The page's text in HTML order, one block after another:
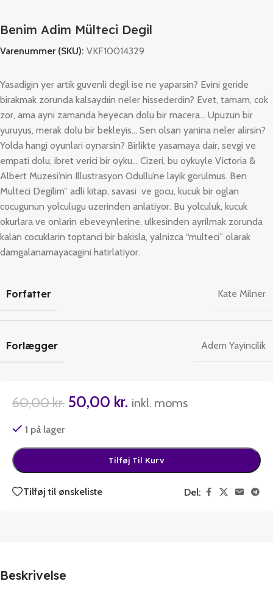
Benim Adim Mülteci Degil
Varenummer (SKU): VKF10014329
Yasadigin yer artik guvenli degil ise ne yaparsin? Evini geride
birakmak zorunda kalsaydıin neler hissederdin? Evet, tamam, cok
zor, ama ayni zamanda heyecan dolu bir macera… Upuzun bir
yuruyus, merak dolu bir bekleyis… Sen olsan yanina neler alirsin?
Yolda hangi oyunlari oynarsin? Birlikte yasamaya dair, sevgi ve
empati dolu, ibret verici bir oyku… Cizeri, bu oykuyle Victoria &
Albert Muzesi’nin Illustrasyon Odullu’ne layik gorulmus. Ben
Multeci Degilim” adli kitap, savasi ve gocu, kucuk bir oglan
cocugunun yolculugu uzerinden anlatiyor. Bu yolculuk, kucuk
okurlara ve onlarin ebeveynlerine, ulkesinden ayrilmak zorunda
kalan cocuklarin toptanci bir bakisla, yalnizca “multeci” olarak
damgalanamayacagini hatirlatiyor.
Forfatter Kate Milner
Forlægger Adem Yayincilik
60,00kr. 50,00 kr. inkl. moms
1 på lager
Tilføj Til Kurv
Tilføj til ønskeliste Del:
Beskrivelse